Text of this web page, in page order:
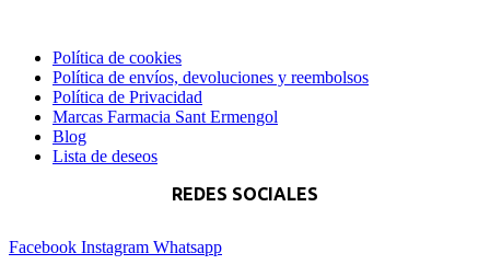
Política de cookies
Política de envíos, devoluciones y reembolsos
Política de Privacidad
Marcas Farmacia Sant Ermengol
Blog
Lista de deseos
REDES SOCIALES
Facebook Instagram Whatsapp